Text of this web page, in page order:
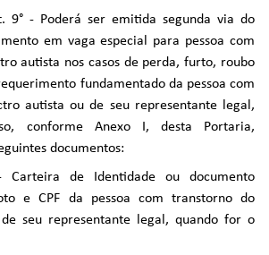
9° - Poderá ser emitida segunda via do
em vaga especial para pessoa com
autista nos casos de perda, furto, roubo
fundamentado da pessoa com
autista ou de seu representante legal,
conforme Anexo I, desta Portaria,
documentos:
Carteira de Identidade ou documento
e CPF da pessoa com transtorno do
seu representante legal, quando for o